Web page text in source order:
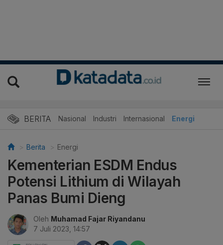
BERITA Nasional Industri Internasional Energi
Berita Energi
Kementerian ESDM Endus
Potensi Lithium di Wilayah
Panas Bumi Dieng
Oleh Muhamad Fajar Riyandanu
7 Juli 2023, 14:57